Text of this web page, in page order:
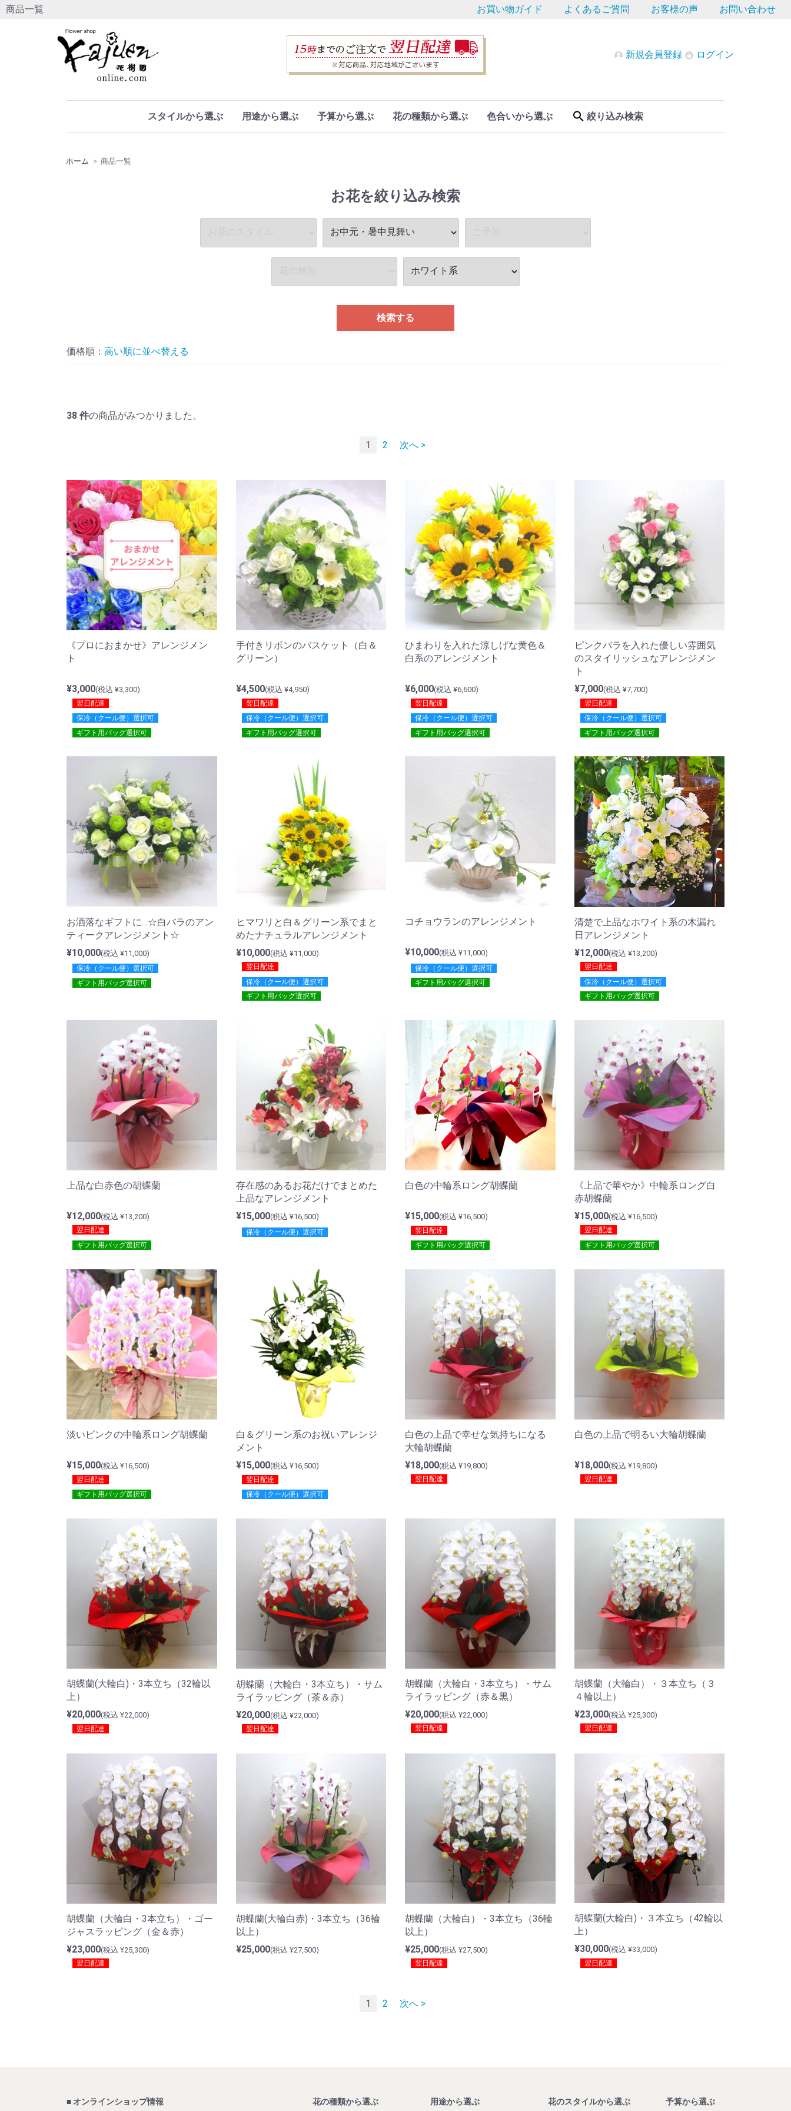
商品一覧 お買い物ガイド よくあるご質問 お客様の声 お問い合わせ
新規会員登録 ログイン
スタイルから選ぶ 用途から選ぶ 予算から選ぶ 花の種類から選ぶ 色合いから選ぶ 絞り込み検索
ホーム 商品一覧
お花を絞り込み検索
検索する
価格順： 並べ替える
38 件の商品がみつかりました。
1 2 次へ >
《プロにおまかせ》アレンジメン
ト
¥3,000(税込 ¥3,300)
翌日配達
保冷（クール便）選択可
ギフト用バッグ選択可
手付きリボンのバスケット（白＆
グリーン）
¥4,500(税込 ¥4,950)
翌日配達
保冷（クール便）選択可
ギフト用バッグ選択可
ひまわりを入れた涼しげな黄色＆
白系のアレンジメント
¥6,000(税込 ¥6,600)
翌日配達
保冷（クール便）選択可
ギフト用バッグ選択可
ピンクバラを入れた優しい雰囲気
のスタイリッシュなアレンジメン
ト
¥7,000(税込 ¥7,700)
翌日配達
保冷（クール便）選択可
ギフト用バッグ選択可
お洒落なギフトに…☆白バラのアン
ティークアレンジメント☆
¥10,000(税込 ¥11,000)
保冷（クール便）選択可
ギフト用バッグ選択可
ヒマワリと白＆グリーン系でまと
めたナチュラルアレンジメント
¥10,000(税込 ¥11,000)
翌日配達
保冷（クール便）選択可
ギフト用バッグ選択可
コチョウランのアレンジメント
¥10,000(税込 ¥11,000)
保冷（クール便）選択可
ギフト用バッグ選択可
清楚で上品なホワイト系の木漏れ
日アレンジメント
¥12,000(税込 ¥13,200)
翌日配達
保冷（クール便）選択可
ギフト用バッグ選択可
上品な白赤色の胡蝶蘭
¥12,000(税込 ¥13,200)
翌日配達
ギフト用バッグ選択可
存在感のあるお花だけでまとめた
上品なアレンジメント
¥15,000(税込 ¥16,500)
保冷（クール便）選択可
白色の中輪系ロング胡蝶蘭
¥15,000(税込 ¥16,500)
翌日配達
ギフト用バッグ選択可
《上品で華やか》中輪系ロング白
赤胡蝶蘭
¥15,000(税込 ¥16,500)
翌日配達
ギフト用バッグ選択可
淡いピンクの中輪系ロング胡蝶蘭
¥15,000(税込 ¥16,500)
翌日配達
ギフト用バッグ選択可
白＆グリーン系のお祝いアレンジ
メント
¥15,000(税込 ¥16,500)
翌日配達
保冷（クール便）選択可
白色の上品で幸せな気持ちになる
大輪胡蝶蘭
¥18,000(税込 ¥19,800)
翌日配達
白色の上品で明るい大輪胡蝶蘭
¥18,000(税込 ¥19,800)
翌日配達
胡蝶蘭(大輪白)・3本立ち（32輪以
上）
¥20,000(税込 ¥22,000)
翌日配達
胡蝶蘭（大輪白・3本立ち）・サム
ライラッピング（茶＆赤）
¥20,000(税込 ¥22,000)
翌日配達
胡蝶蘭（大輪白・3本立ち）・サム
ライラッピング（赤＆黒）
¥20,000(税込 ¥22,000)
翌日配達
胡蝶蘭（大輪白）・３本立ち（３
４輪以上）
¥23,000(税込 ¥25,300)
翌日配達
胡蝶蘭（大輪白・3本立ち）・ゴー
ジャスラッピング（金＆赤）
¥23,000(税込 ¥25,300)
翌日配達
胡蝶蘭(大輪白赤)・3本立ち（36輪
以上）
¥25,000(税込 ¥27,500)
胡蝶蘭（大輪白）・3本立ち（36輪
以上）
¥25,000(税込 ¥27,500)
翌日配達
胡蝶蘭(大輪白)・３本立ち（42輪以
上）
¥30,000(税込 ¥33,000)
翌日配達
1 2 次へ >
■ オンラインショップ情報 花の種類から選ぶ 用途から選ぶ 花のスタイルから選ぶ 予算から選ぶ